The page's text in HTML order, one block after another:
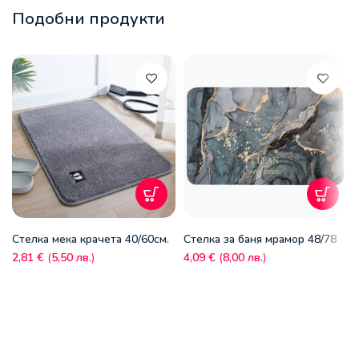
Подобни продукти
Стелка мека крачета 40/60см.
2,81 € (5,50 лв.)
Стелка за баня мрамор 48/78
4,09 € (8,00 лв.)